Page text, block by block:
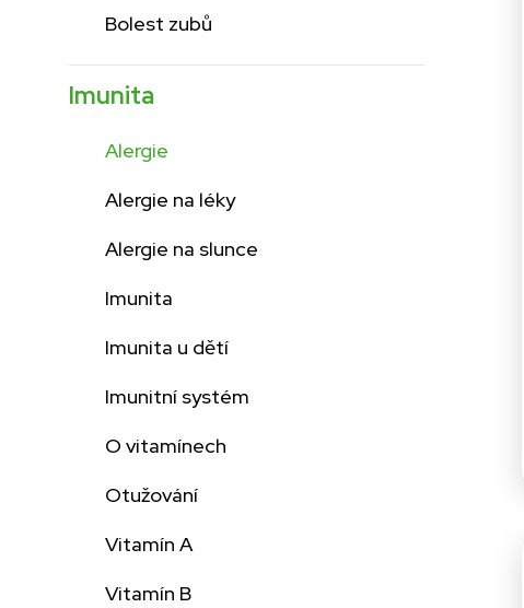
Bolest zubů
Imunita
Alergie
Alergie na léky
Alergie na slunce
Imunita
Imunita u dětí
Imunitní systém
O vitamínech
Otužování
Vitamín A
Vitamín B